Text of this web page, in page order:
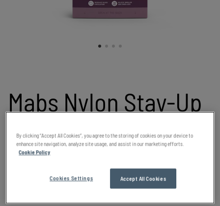
Mabs Nylon Stay-Up
Eleganta stay-up strumpor av nylon i 140 denier. För
vardagsbruk.
By clicking “Accept All Cookies”, you agree to the storing of cookies on your device to
enhance site navigation, analyze site usage, and assist in our marketing efforts.
Cookie Policy
Accept All Cookies
Cookies Settings